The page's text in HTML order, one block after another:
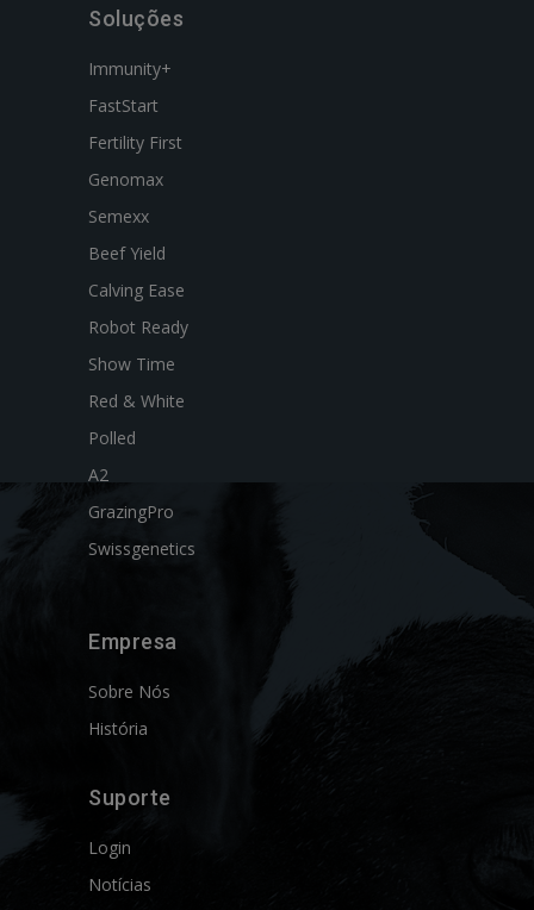
Soluções
Immunity+
FastStart
Fertility First
Genomax
Semexx
Beef Yield
Calving Ease
Robot Ready
Show Time
Red & White
Polled
A2
GrazingPro
Swissgenetics
Empresa
Sobre Nós
História
Suporte
Login
Notícias